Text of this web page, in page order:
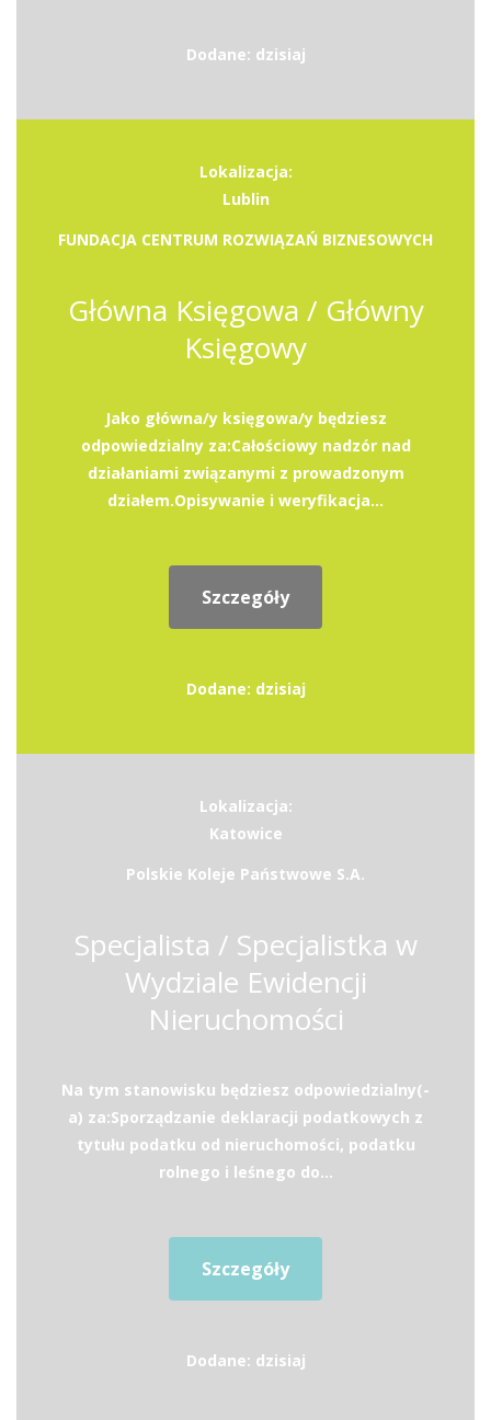
Dodane: dzisiaj
Lokalizacja:
Lublin
FUNDACJA CENTRUM ROZWIĄZAŃ BIZNESOWYCH
Główna Księgowa / Główny
Księgowy
Jako główna/y księgowa/y będziesz
odpowiedzialny za:Całościowy nadzór nad
działaniami związanymi z prowadzonym
działem.Opisywanie i weryfikacja...
Szczegóły
Dodane: dzisiaj
Lokalizacja:
Katowice
Polskie Koleje Państwowe S.A.
Specjalista / Specjalistka w
Wydziale Ewidencji
Nieruchomości
Na tym stanowisku będziesz odpowiedzialny(-
a) za:Sporządzanie deklaracji podatkowych z
tytułu podatku od nieruchomości, podatku
rolnego i leśnego do...
Szczegóły
Dodane: dzisiaj